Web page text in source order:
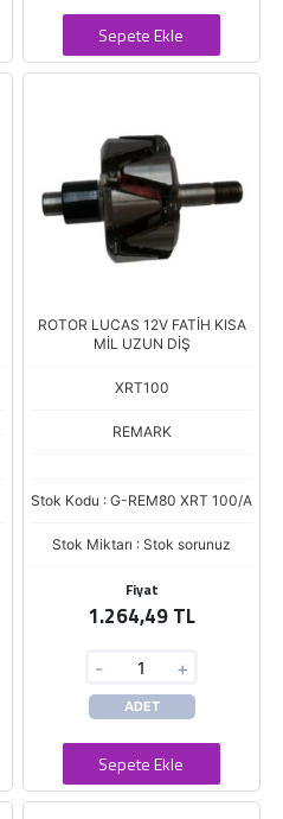
Sepete Ekle
ROTOR LUCAS 12V FATİH KISA
MİL UZUN DİŞ
XRT100
REMARK
Stok Kodu : G-REM80 XRT 100/A
Stok Miktarı : Stok sorunuz
Fiyat
1.264,49 TL
- +
ADET
Sepete Ekle